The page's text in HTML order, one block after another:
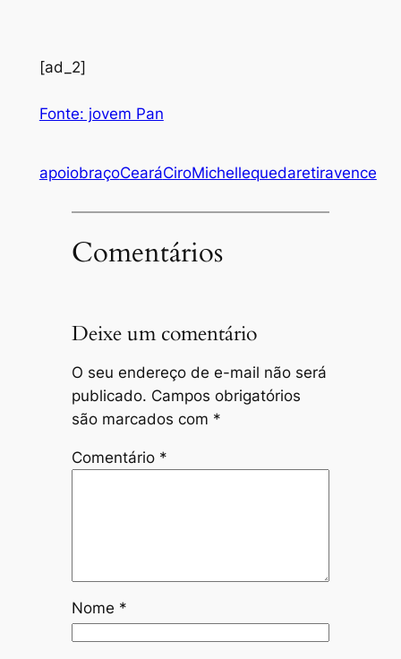
[ad_2]
Fonte: jovem Pan
apoiobraçoCearáCiroMichellequedaretiravence
Comentários
Deixe um comentário
O seu endereço de e-mail não será
publicado. Campos obrigatórios
são marcados com *
Comentário *
Nome *